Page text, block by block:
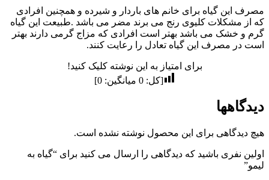
مصرف این گیاه برای خانم های باردار و شیرده و همچنین افرادی
که از مشکلات کلیوی رنج می برند مضر می باشد .طبیعت این گیاه
گرم و خشک می باشد بهتر است افرادی که مزاج گرمی دارند بهتر
است در مصرف این گیاه تعادل را رعایت کنند.
برای امتیاز به این نوشته کلیک کنید!
[کل:0 میانگین:0
]
دیدگاهها
هیچ دیدگاهی برای این محصول نوشته نشده است.
اولین نفری باشید که دیدگاهی را ارسال می کنید برای “گیاه به
لیمو”